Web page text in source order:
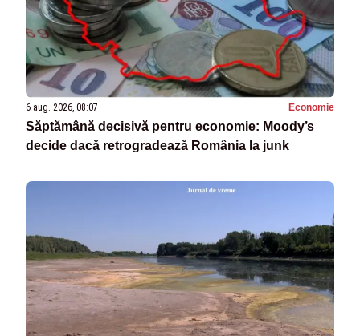
6 aug. 2026, 08:07 Economie
Săptămână decisivă pentru economie: Moody’s
decide dacă retrogradează România la junk